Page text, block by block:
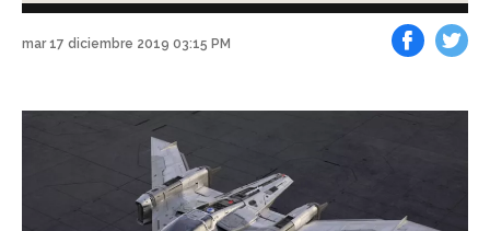
mar 17 diciembre 2019 03:15 PM